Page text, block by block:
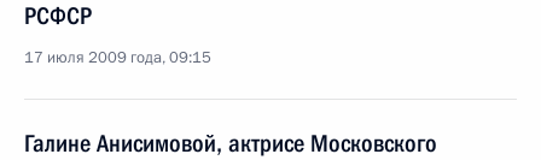
РСФСР
17 июля 2009 года, 09:15
Галине Анисимовой, актрисе Московского